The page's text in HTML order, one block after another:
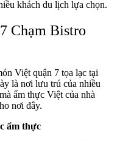
khách du lịch lựa chọn.
Chạm Bistro
Việt quận 7 tọa lạc tại
là nơi lưu trú của nhiều
ẩm thực Việt của nhà
nơi đây.
ẩm thực